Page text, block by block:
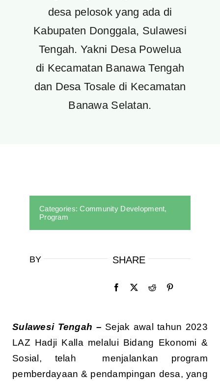
desa pelosok yang ada di
Kabupaten Donggala, Sulawesi
Tengah. Yakni Desa Powelua
di Kecamatan Banawa Tengah
dan Desa Tosale di Kecamatan
Banawa Selatan.
Categories:Community Development,
Program
BY SHARE
Sulawesi Tengah – Sejak awal tahun 2023
LAZ Hadji Kalla melalui Bidang Ekonomi &
Sosial, telah menjalankan program
pemberdayaan & pendampingan desa, yang